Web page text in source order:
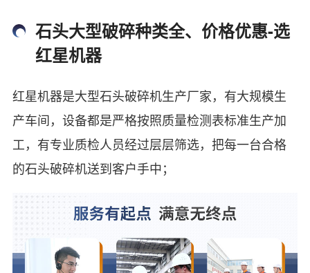
石头大型破碎种类全、价格优惠-选
红星机器
红星机器是大型石头破碎机生产厂家，有大规模生
产车间，设备都是严格按照质量检测表标准生产加
工，有专业质检人员经过层层筛选，把每一台合格
的石头破碎机送到客户手中；